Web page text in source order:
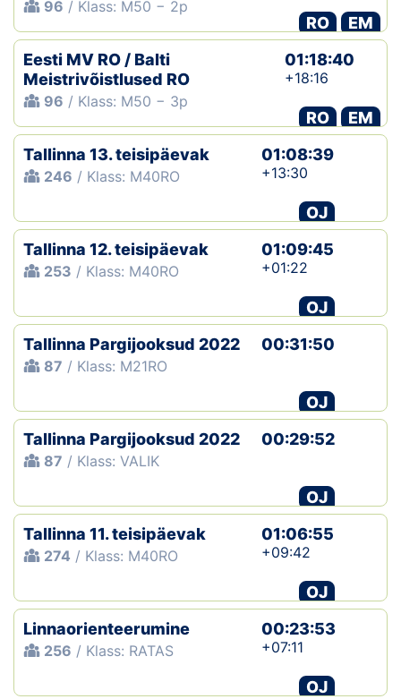
96 / Klass: M50 − 2p
RO
EM
Eesti MV RO / Balti
Meistrivõistlused RO
96 / Klass: M50 − 3p
01:18:40
+18:16
RO
EM
Tallinna 13. teisipäevak
246 / Klass: M40RO
01:08:39
+13:30
OJ
Tallinna 12. teisipäevak
253 / Klass: M40RO
01:09:45
+01:22
OJ
Tallinna Pargijooksud 2022
87 / Klass: M21RO
00:31:50
OJ
Tallinna Pargijooksud 2022
87 / Klass: VALIK
00:29:52
OJ
Tallinna 11. teisipäevak
274 / Klass: M40RO
01:06:55
+09:42
OJ
Linnaorienteerumine
256 / Klass: RATAS
00:23:53
+07:11
OJ